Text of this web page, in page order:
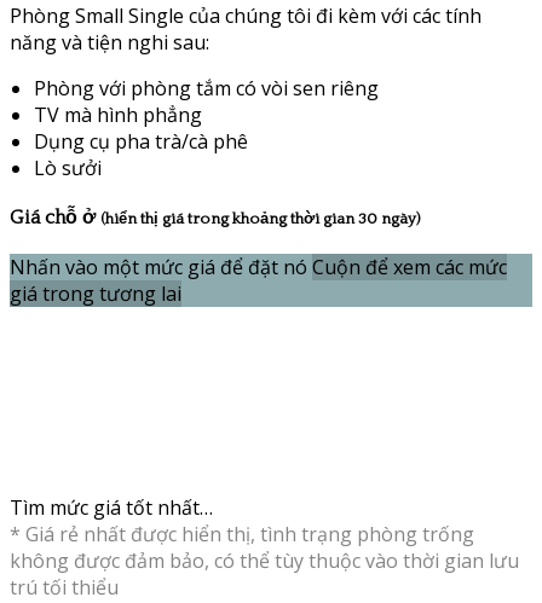
Phòng Small Single của chúng tôi đi kèm với các tính
năng và tiện nghi sau:
Phòng với phòng tắm có vòi sen riêng
TV mà hình phẳng
Dụng cụ pha trà/cà phê
Lò sưởi
Giá chỗ ở (hiển thị giá trong khoảng thời gian 30 ngày)
Nhấn vào một mức giá để đặt nó Cuộn để xem các mức
giá trong tương lai
Tìm mức giá tốt nhất…
* Giá rẻ nhất được hiển thị, tình trạng phòng trống
không được đảm bảo, có thể tùy thuộc vào thời gian lưu
trú tối thiểu